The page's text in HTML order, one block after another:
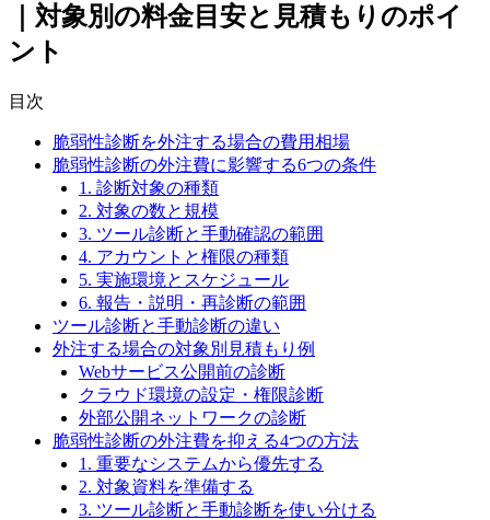
｜対象別の料金目安と見積もりのポイ
ント
目次
脆弱性診断を外注する場合の費用相場
脆弱性診断の外注費に影響する6つの条件
1. 診断対象の種類
2. 対象の数と規模
3. ツール診断と手動確認の範囲
4. アカウントと権限の種類
5. 実施環境とスケジュール
6. 報告・説明・再診断の範囲
ツール診断と手動診断の違い
外注する場合の対象別見積もり例
Webサービス公開前の診断
クラウド環境の設定・権限診断
外部公開ネットワークの診断
脆弱性診断の外注費を抑える4つの方法
1. 重要なシステムから優先する
2. 対象資料を準備する
3. ツール診断と手動診断を使い分ける